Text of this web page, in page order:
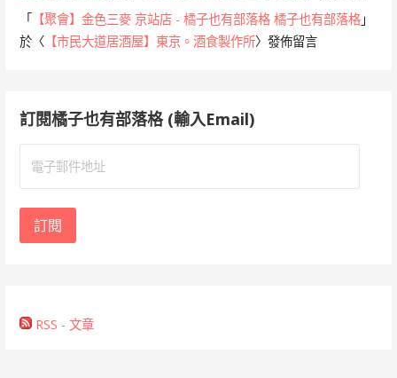
「
【聚會】金色三麥 京站店 - 橘子也有部落格 橘子也有部落格 」
於〈 【市民大道居酒屋】東京。酒食製作所〉發佈留言
訂閱橘子也有部落格 (輸入Email)
地
訂閱
RSS - 文章